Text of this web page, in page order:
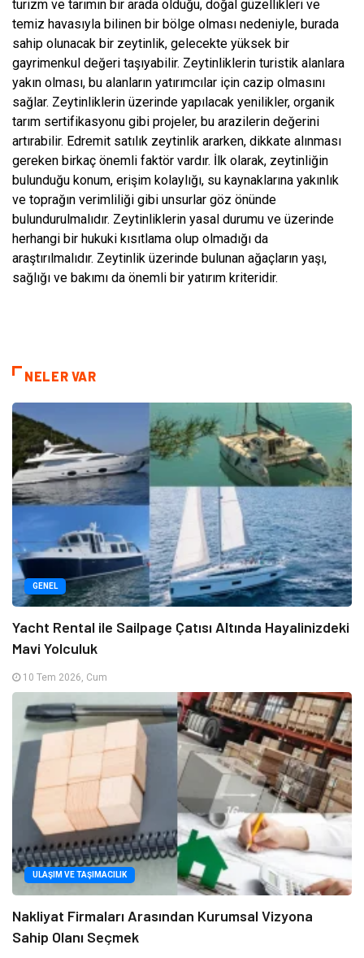
turizm ve tarımın bir arada olduğu, doğal güzellikleri ve
temiz havasıyla bilinen bir bölge olması nedeniyle, burada
sahip olunacak bir zeytinlik, gelecekte yüksek bir
gayrimenkul değeri taşıyabilir. Zeytinliklerin turistik alanlara
yakın olması, bu alanların yatırımcılar için cazip olmasını
sağlar. Zeytinliklerin üzerinde yapılacak yenilikler, organik
tarım sertifikasyonu gibi projeler, bu arazilerin değerini
artırabilir. Edremit satılık zeytinlik ararken, dikkate alınması
gereken birkaç önemli faktör vardır. İlk olarak, zeytinliğin
bulunduğu konum, erişim kolaylığı, su kaynaklarına yakınlık
ve toprağın verimliliği gibi unsurlar göz önünde
bulundurulmalıdır. Zeytinliklerin yasal durumu ve üzerinde
herhangi bir hukuki kısıtlama olup olmadığı da
araştırılmalıdır. Zeytinlik üzerinde bulunan ağaçların yaşı,
sağlığı ve bakımı da önemli bir yatırım kriteridir.
NELER VAR
GENEL
Yacht Rental ile Sailpage Çatısı Altında Hayalinizdeki
Mavi Yolculuk
10 Tem 2026, Cum
ULAŞIM VE TAŞIMACILIK
Nakliyat Firmaları Arasından Kurumsal Vizyona
Sahip Olanı Seçmek